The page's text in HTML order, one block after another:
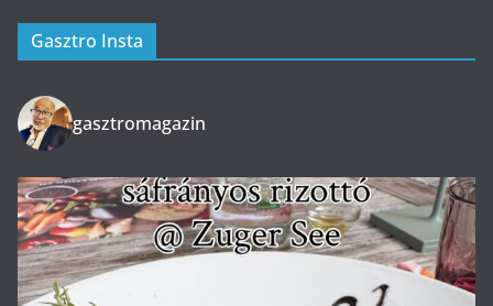
Gasztro Insta
gasztromagazin